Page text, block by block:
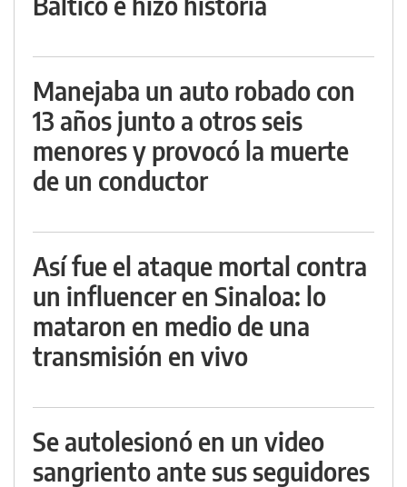
Manejaba un auto robado con
13 años junto a otros seis
menores y provocó la muerte
de un conductor
Así fue el ataque mortal contra
un influencer en Sinaloa: lo
mataron en medio de una
transmisión en vivo
Se autolesionó en un video
sangriento ante sus seguidores